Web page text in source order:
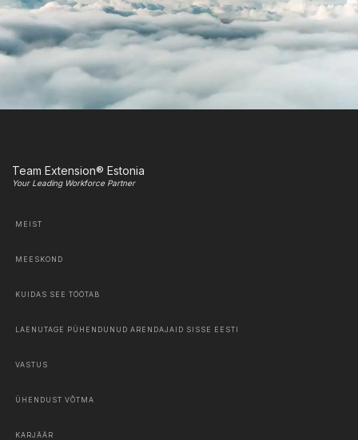
Team Extension® Estonia
Your Leading Workforce Partner
MEIST
MEESKOND
KUIDAS SEE TÖÖTAB
LAENUTAGE PÜHENDUNUD ARENDAJAID SISSE EESTI
VASTUS
ÜHENDUST VÕTMA
KARJÄÄR